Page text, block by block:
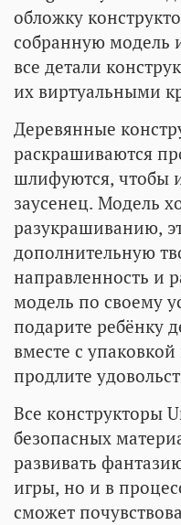
обложку
собранную модель
все детали
их виртуальными
Деревянные
раскрашиваются
шлифуются, чтобы
заусенец. Модель
разукрашиванию,
дополнительную
направленность и
модель по своему
подарите ребёнку
вместе с
продлите
Все конструкторы
безопасных
развивать
игры, но и в
сможет